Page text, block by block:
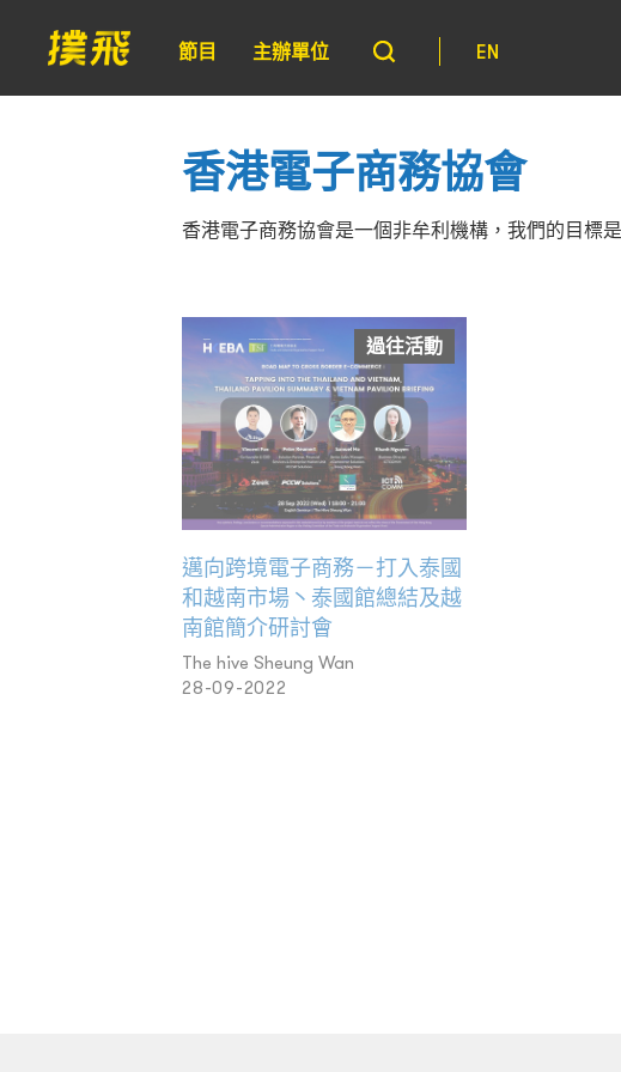
節目 主辦單位 EN
香港電子商務協會
香港電子商務協會是一個非牟利機構，我們的目標
過往活動
邁向跨境電子商務－打入泰國
和越南市場丶泰國館總結及越
南館簡介研討會
The hive Sheung Wan
28-09-2022